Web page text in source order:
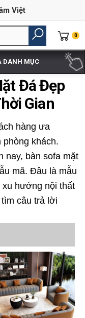
Việt
0
DANH MỤC
Đá Đẹp
Gian
hàng ưa
phòng khách.
nay, bàn sofa mặt
mã. Đâu là mẫu
xu hướng nội thất
câu trả lời